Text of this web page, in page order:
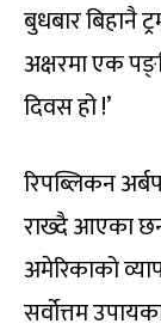
बुधबार बिहानै
अक्षरमा एक
दिवस हो !’
रिपब्लिकन
राख्दै आएका
अमेरिकाको
सर्वोत्तम